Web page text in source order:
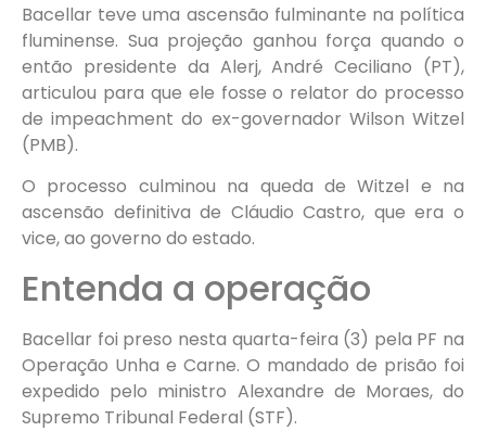
Bacellar teve uma ascensão fulminante na política
fluminense. Sua projeção ganhou força quando o
então presidente da Alerj, André Ceciliano (PT),
articulou para que ele fosse o relator do processo
de impeachment do ex-governador Wilson Witzel
(PMB).
O processo culminou na queda de Witzel e na
ascensão definitiva de Cláudio Castro, que era o
vice, ao governo do estado.
Entenda a operação
Bacellar foi preso nesta quarta-feira (3) pela PF na
Operação Unha e Carne. O mandado de prisão foi
expedido pelo ministro Alexandre de Moraes, do
Supremo Tribunal Federal (STF).